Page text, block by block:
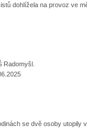
dohlížela na provoz ve
Radomyšl.
se dvě osoby utopily